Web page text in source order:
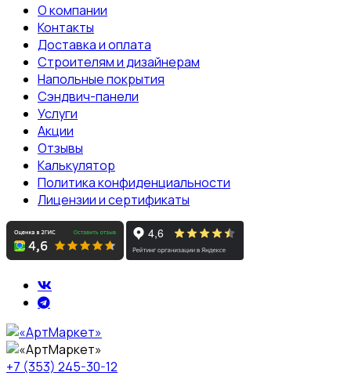
О компании
Контакты
Доставка и оплата
Строителям и дизайнерам
Напольные покрытия
Сэндвич-панели
Услуги
Акции
Отзывы
Калькулятор
Политика конфиденциальности
Лицензии и сертификаты
+7 (353) 245-30-12